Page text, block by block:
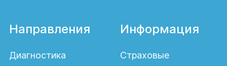
Направления
Диагностика
Информация
Страховые